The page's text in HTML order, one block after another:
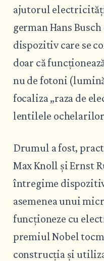
ajutorul
german Hans
dispozitiv care se
doar că
nu de fotoni
focaliza „raza de
lentilele
Drumul a fost,
Max Knoll și Ernst
întregime
asemenea unui
funcționeze cu
premiul Nobel
construcția și